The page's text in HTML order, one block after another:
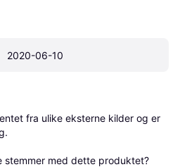
2020-06-10
fra ulike eksterne kilder og er
stemmer med dette produktet?